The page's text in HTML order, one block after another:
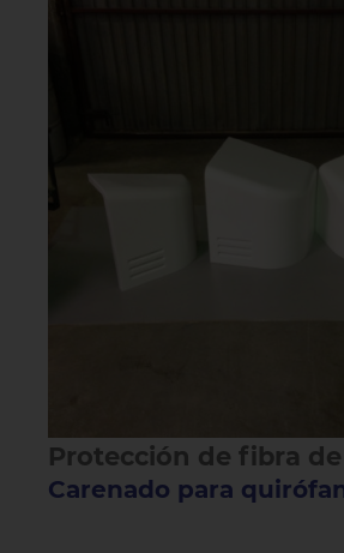
Protección de fibra
Carenado para